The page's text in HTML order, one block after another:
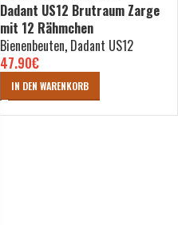
Dadant US12 Brutraum Zarge
mit 12 Rähmchen
Bienenbeuten, Dadant US12
47.90€
IN DEN WARENKORB